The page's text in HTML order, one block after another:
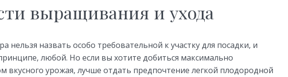
выращивания и ухода
нельзя назвать особо требовательной к участку для посадки, и
любой. Но если вы хотите добиться максимально
вкусного урожая, лучше отдать предпочтение легкой плодородной